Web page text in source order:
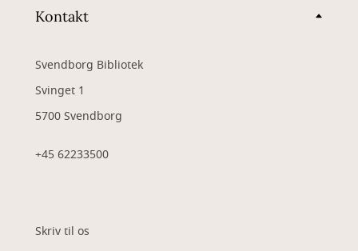
Kontakt
Svendborg Bibliotek
Svinget 1
5700 Svendborg
+45 62233500
Skriv til os